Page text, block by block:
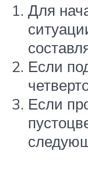
Для
Если
Если